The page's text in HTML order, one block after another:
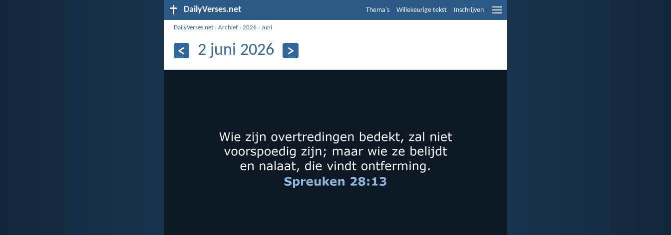
DailyVerses.net Thema's Willekeurige tekst Inschrijven
DailyVerses.net ›Archief ›2026 ›Juni
2 juni 2026